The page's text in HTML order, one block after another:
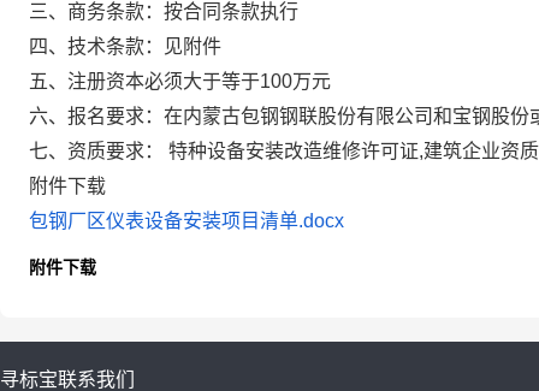
三、商务条款：按合同条款执行
四、技术条款：见附件
五、注册资本必须大于等于100万元
六、报名要求：在内蒙古包钢钢联股份有限公司和宝钢股
七、资质要求： 特种设备安装改造维修许可证,建筑企业资
附件下载
包钢厂区仪表设备安装项目清单.docx
附件下载
寻标宝联系我们